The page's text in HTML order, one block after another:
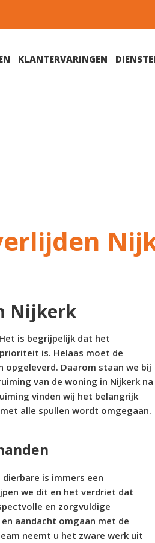
KLANTERVARINGEN
Nijkerk
is begrijpelijk dat het
is. Helaas moet de
opgeleverd. Daarom staan we bij
van de woning in Nijkerk na
vinden wij het belangrijk
alle spullen wordt omgegaan.
is immers een
we dit en het verdriet dat
en zorgvuldige
aandacht omgaan met de
neemt u het zware werk uit